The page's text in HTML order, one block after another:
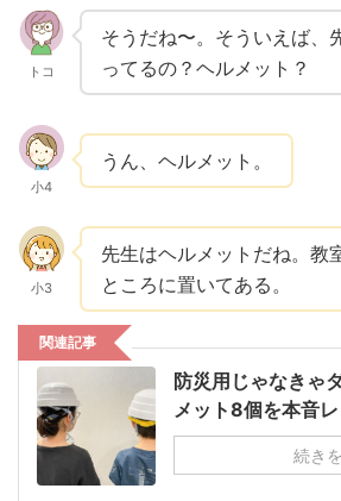
トコ
そうだね〜。そういえば、
ってるの？ヘルメット？
小4
うん、ヘルメット。
小3
先生はヘルメットだね。教
ところに置いてある。
関連記事
防災用じゃなきゃ
メット8個を本音
続き